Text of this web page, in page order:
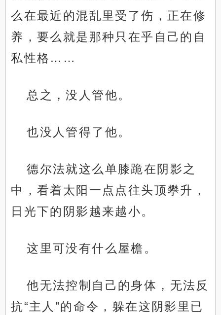
么在最近的混乱里受了伤，正在修
养，要么就是那种只在乎自己的自
私性格……
总之，没人管他。
也没人管得了他。
德尔法就这么单膝跪在阴影之
中，看着太阳一点点往头顶攀升，
日光下的阴影越来越小。
这里可没有什么屋檐。
他无法控制自己的身体，无法反
抗“主人”的命令，躲在这阴影里已